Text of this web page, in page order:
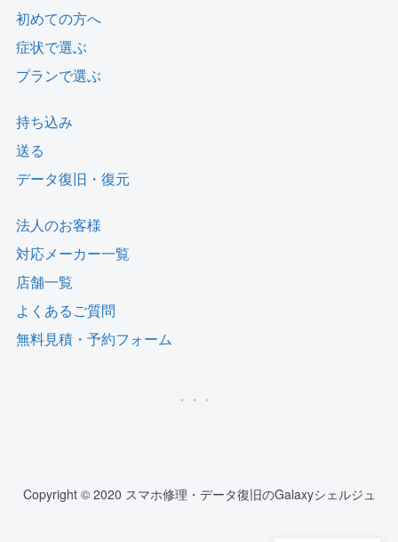
初めての方へ
症状で選ぶ
プランで選ぶ
持ち込み
送る
データ復旧・復元
法人のお客様
対応メーカー一覧
店舗一覧
よくあるご質問
無料見積・予約フォーム
Copyright © 2020 スマホ修理・データ復旧のGalaxyシェルジュ